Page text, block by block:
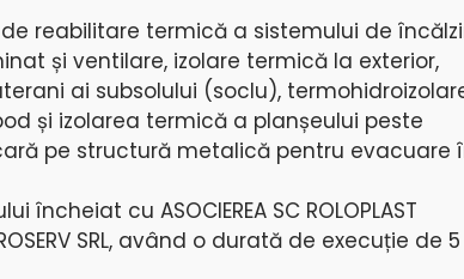
reabilitare termică a sistemului de
și ventilare, izolare termică la exterior,
ai subsolului (soclu),
și izolarea termică a planșeului peste
pe structură metalică pentru evacuare
cu ASOCIEREA SC ROLOPLAST
SRL, având o durată de execuție de 5